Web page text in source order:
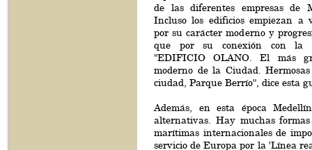
de las diferentes empresas de
Incluso los edificios empiezan a
por su carácter moderno y
que por su conexión con la
"EDIFICIO OLANO. El más
moderno de la Ciudad.
ciudad, Parque Berrío", dice esta
Además, en esta época
alternativas. Hay muchas
marítimas internacionales de
servicio de Europa por la 'Línea